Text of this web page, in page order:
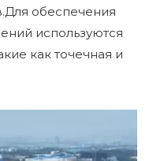
обеспечения
используются
как точечная и